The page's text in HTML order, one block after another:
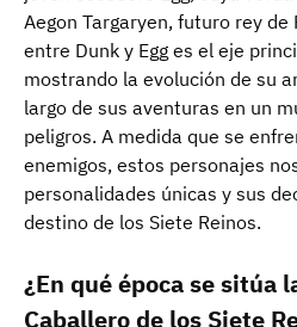
Aegon Targaryen, futuro rey
entre Dunk y Egg es el eje
mostrando la evolución de su
largo de sus aventuras en un
peligros. A medida que se
enemigos, estos personajes
personalidades únicas y sus
destino de los Siete Reinos.
¿En qué época se sitúa
Caballero de los Siete